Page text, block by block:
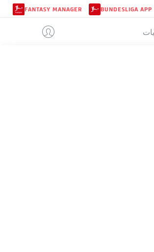
BUNDESLIGA APP
FANTASY MANAGER